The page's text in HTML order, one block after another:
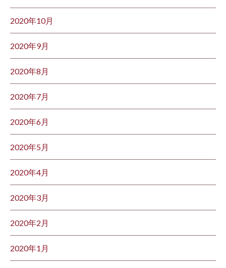
2020年10月
2020年9月
2020年8月
2020年7月
2020年6月
2020年5月
2020年4月
2020年3月
2020年2月
2020年1月